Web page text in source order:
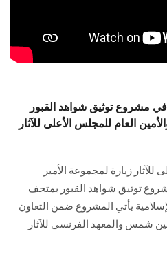
في مشروع توثيق شواهد القبور
العام للمجلس الأعلى للآثار
للآثار زيارة لمجموعة الأمير
توثيق شواهد القبور بمتحف
يأتي المشروع ضمن التعاون
شمس والمعهد الفرنسي للآثار